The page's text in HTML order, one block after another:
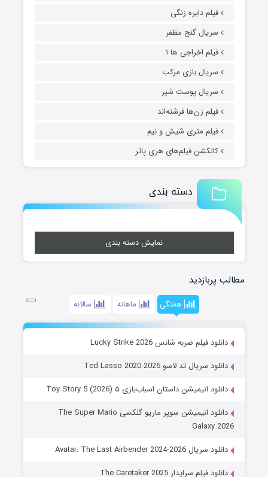
فیلم دایره زنگی
سریال گنج مظفر
فیلم اخراجی ها ۱
سریال بازی مرکب
سریال پوست شیر
فیلم زن‌ها فرشته‌اند
فیلم متری شیش و نیم
کالکشن فیلم‌های هری پاتر
دسته بندی
نمایش دسته بندی
مطالب پربازدید
هفتگی ماهانه سالانه
دانلود فیلم ضربه شانس Lucky Strike 2026
دانلود سریال تد لاسو Ted Lasso 2020-2026
دانلود انیمیشن داستان اسباب‌بازی ۵ Toy Story 5 (2026)
دانلود انیمیشن سوپر ماریو گلکسی The Super Mario
Galaxy 2026
دانلود سریال Avatar: The Last Airbender 2024-2026
دانلود فیلم سرایدار The Caretaker 2025